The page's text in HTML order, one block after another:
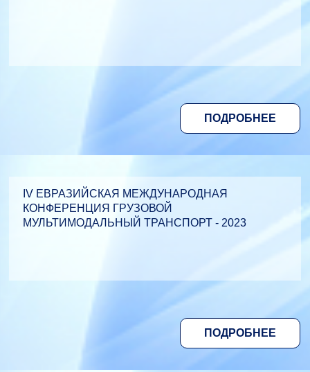
ПОДРОБНЕЕ
IV ЕВРАЗИЙСКАЯ МЕЖДУНАРОДНАЯ
КОНФЕРЕНЦИЯ ГРУЗОВОЙ
МУЛЬТИМОДАЛЬНЫЙ ТРАНСПОРТ - 2023
ПОДРОБНЕЕ